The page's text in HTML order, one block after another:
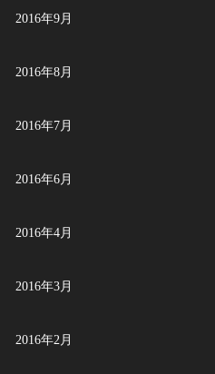
2016年9月
2016年8月
2016年7月
2016年6月
2016年4月
2016年3月
2016年2月